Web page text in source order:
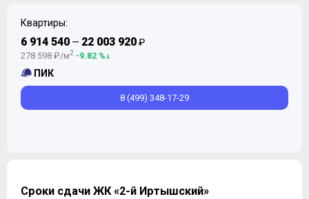
Квартиры:
6 914 540 — 22 003 920₽
278 598 ₽/м2 -9.82 %
ПИК
8 (499) 348-17-29
Сроки сдачи ЖК «2-й Иртышский»